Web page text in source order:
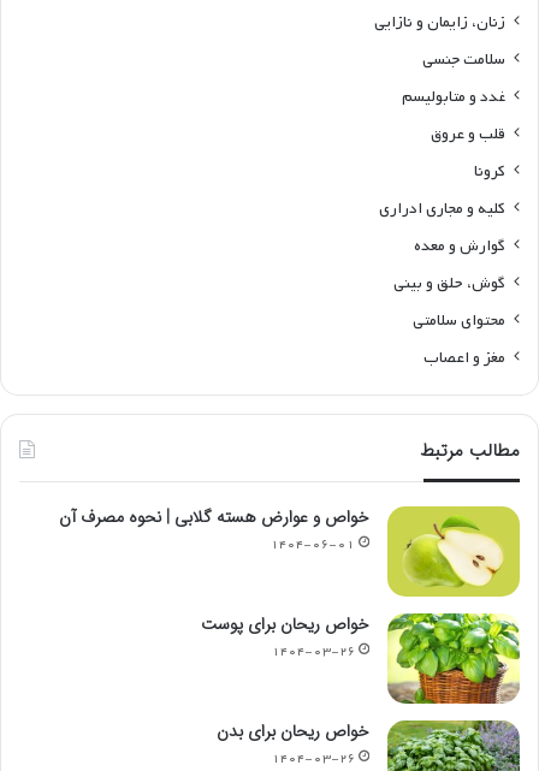
زنان، زایمان و نازایی
سلامت جنسی
غدد و متابولیسم
قلب و عروق
کرونا
کلیه و مجاری ادراری
گوارش و معده
گوش، حلق و بینی
محتوای سلامتی
مغز و اعصاب
مطالب مرتبط
خواص و عوارض هسته گلابی | نحوه مصرف آن
۱۴۰۴-۰۶-۰۱
خواص ریحان برای پوست
۱۴۰۴-۰۳-۲۶
خواص ریحان برای بدن
۱۴۰۴-۰۳-۲۶